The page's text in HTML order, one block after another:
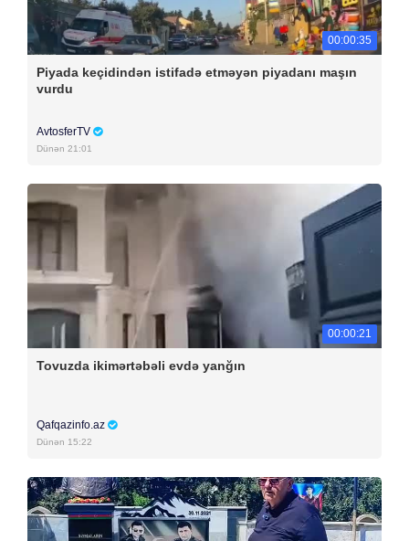
00:00:35
Piyada keçidindən istifadə etməyən piyadanı maşın
vurdu
AvtosferTV
Dünən 21:01
00:00:21
Tovuzda ikimərtəbəli evdə yanğın
Qafqazinfo.az
Dünən 15:22